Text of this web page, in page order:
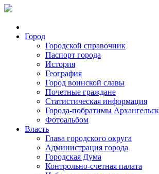
Город
Городской справочник
Паспорт города
История
География
Город воинской славы
Почетные граждане
Статистическая информация
Города-побратимы
Фотоальбом
Власть
Глава городского округа
Администрация города
Городская Дума
Контрольно-счетная палата